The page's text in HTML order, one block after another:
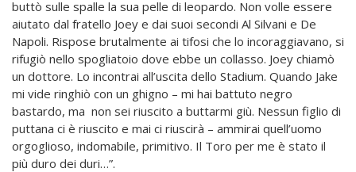
buttò sulle spalle la sua pelle di leopardo. Non volle essere
aiutato dal fratello Joey e dai suoi secondi Al Silvani e De
Napoli. Rispose brutalmente ai tifosi che lo incoraggiavano, si
rifugiò nello spogliatoio dove ebbe un collasso. Joey chiamò
un dottore. Lo incontrai all’uscita dello Stadium. Quando Jake
mi vide ringhiò con un ghigno – mi hai battuto negro
bastardo, ma non sei riuscito a buttarmi giù. Nessun figlio di
puttana ci è riuscito e mai ci riuscirà – ammirai quell’uomo
orgoglioso, indomabile, primitivo. Il Toro per me è stato il
più duro dei duri…”.